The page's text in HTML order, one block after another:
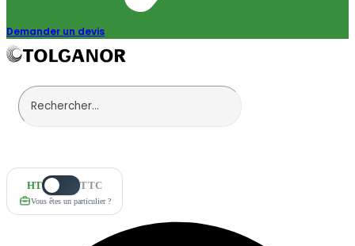
Demander un devis
HT TTC
Vous êtes un particulier ?